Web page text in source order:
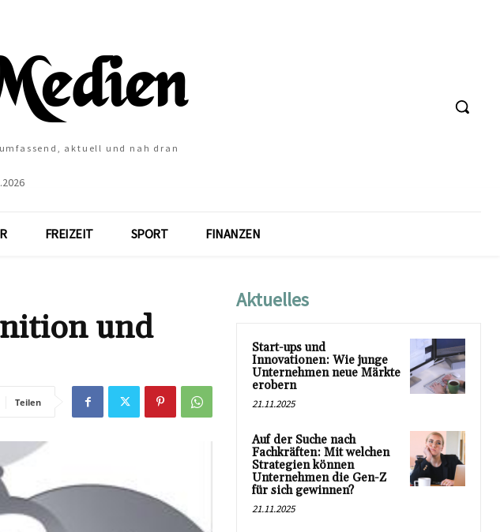
aktuell und nah dran
FREIZEIT SPORT FINANZEN
und
Teilen
Aktuelles
Start-ups und
Innovationen: Wie junge
Unternehmen neue Märkte
erobern
21.11.2025
Auf der Suche nach
Fachkräften: Mit welchen
Strategien können
Unternehmen die Gen-Z
für sich gewinnen?
21.11.2025